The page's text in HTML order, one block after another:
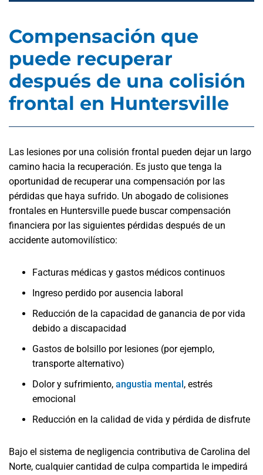
Compensación que
puede recuperar
después de una colisión
frontal en Huntersville
Las lesiones por una colisión frontal pueden dejar un largo
camino hacia la recuperación. Es justo que tenga la
oportunidad de recuperar una compensación por las
pérdidas que haya sufrido. Un abogado de colisiones
frontales en Huntersville puede buscar compensación
financiera por las siguientes pérdidas después de un
accidente automovilístico:
Facturas médicas y gastos médicos continuos
Ingreso perdido por ausencia laboral
Reducción de la capacidad de ganancia de por vida
debido a discapacidad
Gastos de bolsillo por lesiones (por ejemplo,
transporte alternativo)
Dolor y sufrimiento, angustia mental, estrés
emocional
Reducción en la calidad de vida y pérdida de disfrute
Bajo el sistema de negligencia contributiva de Carolina del
Norte, cualquier cantidad de culpa compartida le impedirá